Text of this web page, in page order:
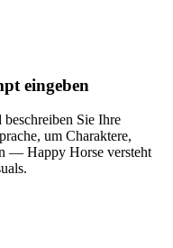
eingeben
Sie Ihre
um Charaktere,
— Happy Horse versteht